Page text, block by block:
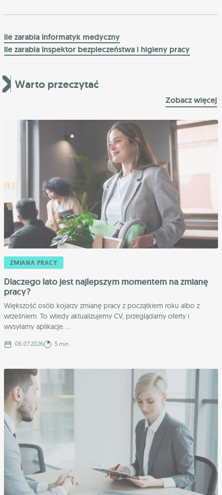
Ile zarabia Informatyk medyczny
Ile zarabia Inspektor bezpieczeństwa i higieny pracy
Warto przeczytać
Zobacz więcej
ZMIANA PRACY
Dlaczego lato jest najlepszym momentem na zmianę
pracy?
Większość osób kojarzy zmianę pracy z początkiem roku albo z
wrześniem. To wtedy aktualizujemy CV, przeglądamy oferty i
wysyłamy aplikacje. ...
06.07.2026 5 min.